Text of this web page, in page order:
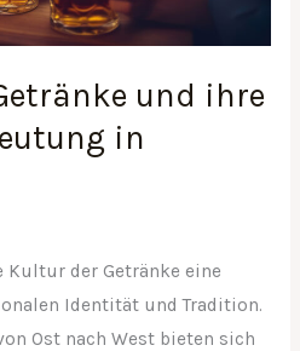
und ihre
in
der Getränke eine
Identität und Tradition.
Ost nach West bieten sich